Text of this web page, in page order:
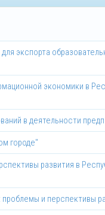
экспорта
экономики в
в деятельности
городе"
развития в
проблемы и перспективы